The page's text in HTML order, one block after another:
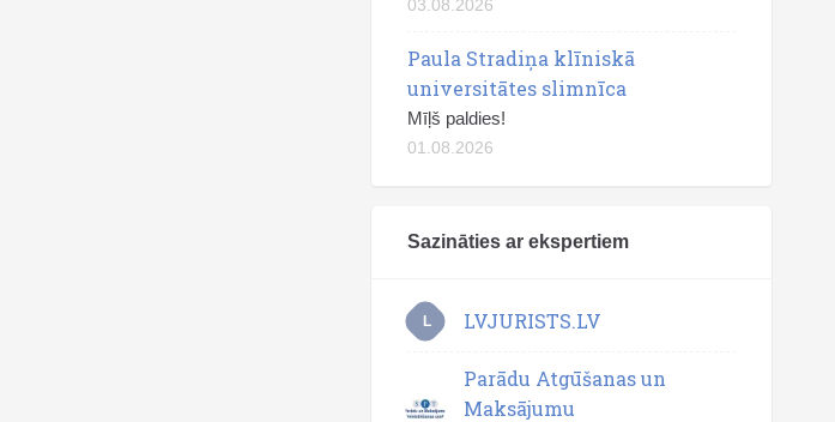
03.08.2026
Paula Stradiņa klīniskā
universitātes slimnīca
Mīļš paldies!
01.08.2026
Sazināties ar ekspertiem
L LVJURISTS.LV
Parādu Atgūšanas un
Maksājumu